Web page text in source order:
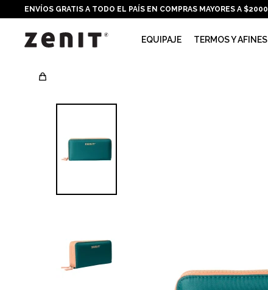
EQUIPAJE TERMOS Y AFINES
ENVÍOS GRATIS A TODO EL PAÍS EN COMPRAS MAYORES A $2000